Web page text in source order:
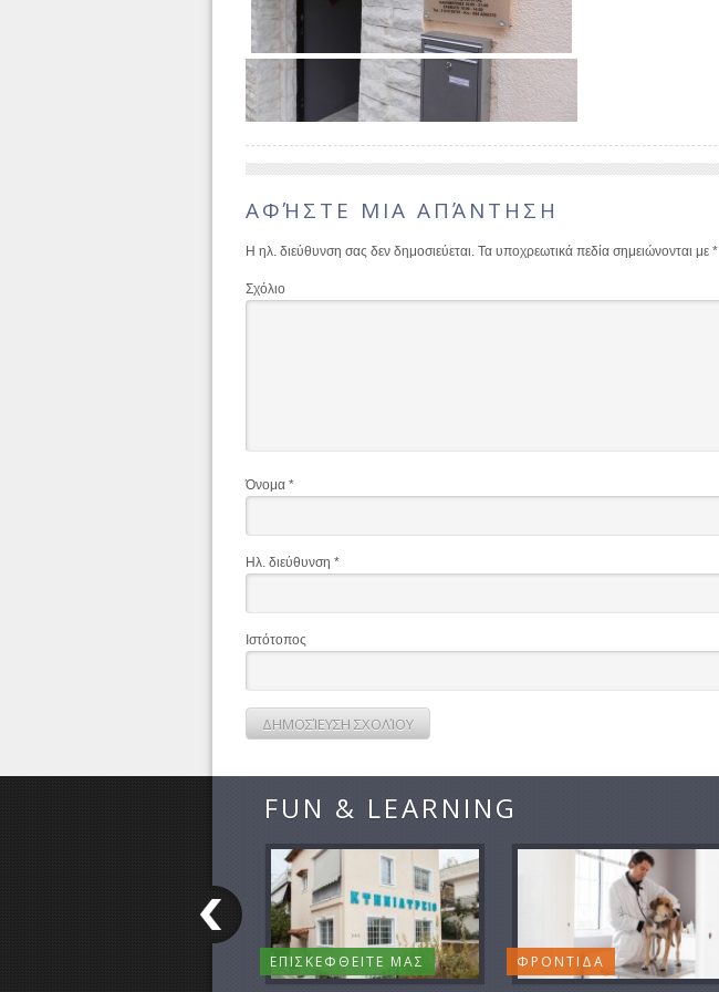
ΑΦΉΣΤΕ ΜΙΑ ΑΠΆΝΤΗΣΗ
Η ηλ. διεύθυνση σας δεν δημοσιεύεται. Τα υποχρεωτικά πεδία σημειώνονται με *
Σχόλιο
Όνομα *
Ηλ. διεύθυνση *
Ιστότοπος
FUN & LEARNING
ΕΠΙΣΚΕΦΘΕΙΤΕ ΜΑΣ ΦΡΟΝΤΙΔΑ